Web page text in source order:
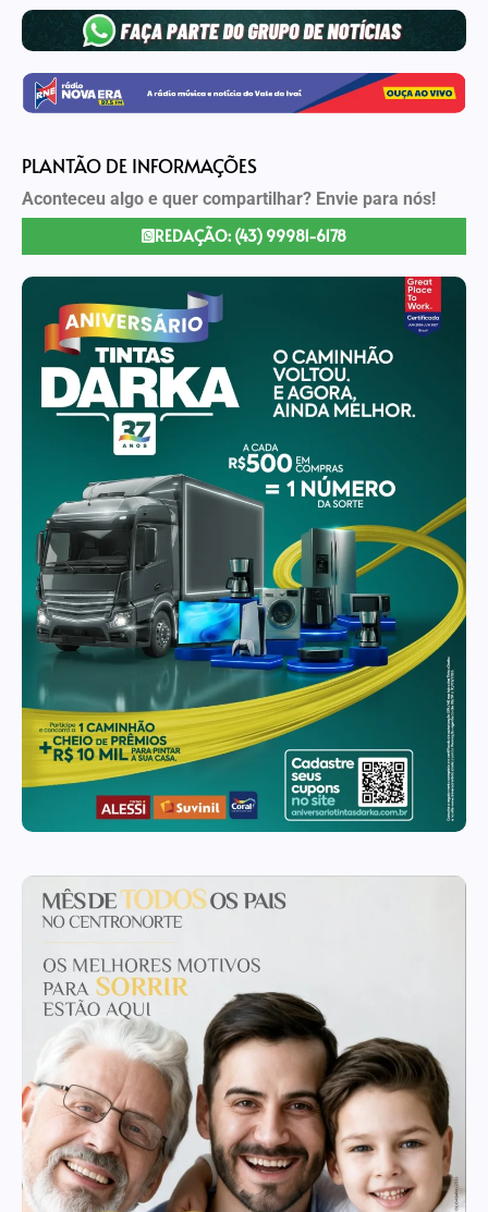
PLANTÃO DE INFORMAÇÕES
Aconteceu algo e quer compartilhar? Envie para nós!
REDAÇÃO: (43) 99981-6178